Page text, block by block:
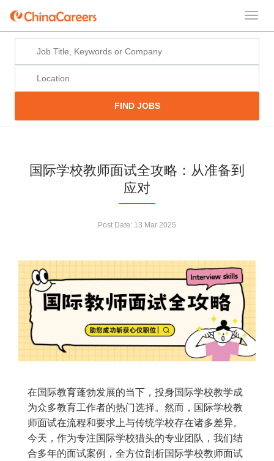
FIND JOBS
国际学校教师面试全攻略：从准备到
应对
Post Date: 13 Mar 2025
在国际教育蓬勃发展的当下，投身国际学校教学成
为众多教育工作者的热门选择。然而，国际学校教
师面试在流程和要求上与传统学校存在诸多差异。
今天，作为专注国际学校猎头的专业团队，我们结
合多年的面试案例，全方位剖析国际学校教师面试